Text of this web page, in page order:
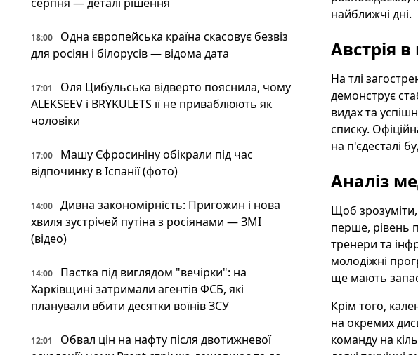
18:00
Одна європейська країна скасовує безвіз
для росіян і білорусів — відома дата
17:01
Оля Цибульська відверто пояснила, чому
ALEKSEEV і BRYKULETS її не приваблюють як
чоловіки
17:00
Машу Єфросиніну обікрали під час
відпочинку в Іспанії (фото)
14:00
Дивна закономірність: Пригожин і нова
хвиля зустрічей путіна з росіянами — ЗМІ
(відео)
14:00
Пастка під виглядом "вечірки": на
Харківщині затримали агентів ФСБ, які
планували вбити десятки воїнів ЗСУ
12:01
Обвал цін на нафту після двотижневої
найближчі дні.
Австрія
На тлі
демонструє
видах та
списку.
на п'єдесталі
Аналіз
Щоб
перше, рівень
тренери та
молодіжні
ще мають
Крім того,
на окремих
команду на